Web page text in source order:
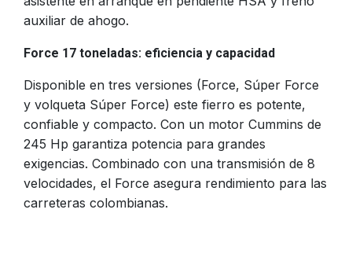
auxiliar de ahogo.
Force 17 toneladas: eficiencia y capacidad
Disponible en tres versiones (Force, Súper Force
y volqueta Súper Force) este fierro es potente,
confiable y compacto. Con un motor Cummins de
245 Hp garantiza potencia para grandes
exigencias. Combinado con una transmisión de 8
velocidades, el Force asegura rendimiento para las
carreteras colombianas.